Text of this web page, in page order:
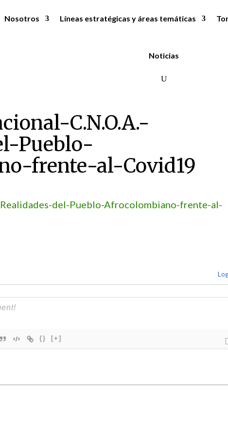
Nosotros Líneas estratégicas y áreas temáticas
Noticias
C.N.O.A.-
Pueblo-
frente-al-Covid19
del-Pueblo-Afrocolombiano-frente-al-
{} [+]